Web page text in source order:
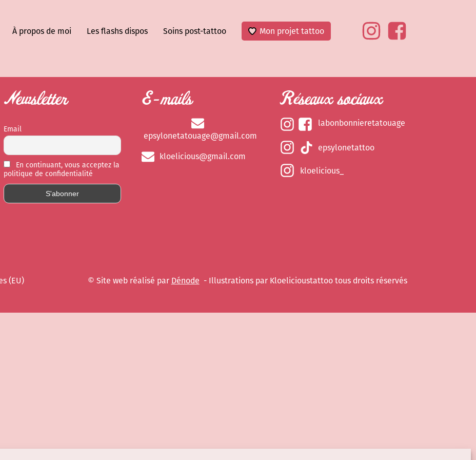
À propos de moi Les flashs dispos Soins post-tattoo Mon projet tattoo
Newsletter
Email
En continuant, vous acceptez la
politique de confidentialité
E-mails
epsylonetatouage@gmail.com
kloelicious@gmail.com
Réseaux sociaux
labonbonnieretatouage
epsylonetattoo
kloelicious_
(EU) © Site web réalisé par Dénode - Illustrations par Kloelicioustattoo tous droits réservés